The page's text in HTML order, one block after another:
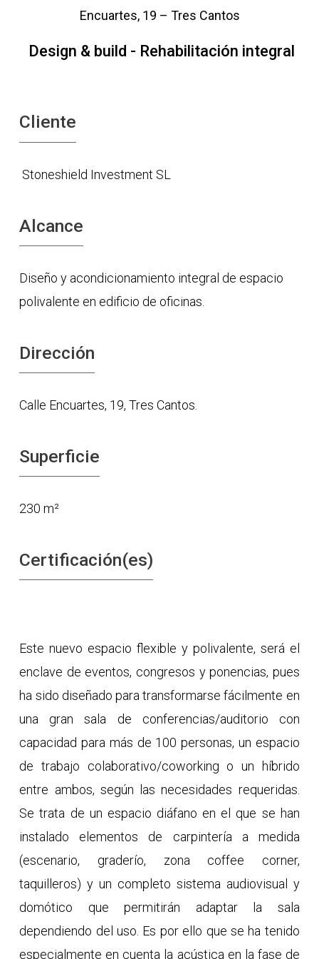
Encuartes, 19 – Tres Cantos
Design & build - Rehabilitación integral
Cliente
Stoneshield Investment SL
Alcance
Diseño y acondicionamiento integral de espacio
polivalente en edificio de oficinas.
Dirección
Calle Encuartes, 19, Tres Cantos.
Superficie
230 m²
Certificación(es)
Este nuevo espacio flexible y polivalente, será el
enclave de eventos, congresos y ponencias, pues
ha sido diseñado para transformarse fácilmente en
una gran sala de conferencias/auditorio con
capacidad para más de 100 personas, un espacio
de trabajo colaborativo/coworking o un híbrido
entre ambos, según las necesidades requeridas.
Se trata de un espacio diáfano en el que se han
instalado elementos de carpintería a medida
(escenario, graderío, zona coffee corner,
taquilleros) y un completo sistema audiovisual y
domótico que permitirán adaptar la sala
dependiendo del uso. Es por ello que se ha tenido
especialmente en cuenta la acústica en la fase de